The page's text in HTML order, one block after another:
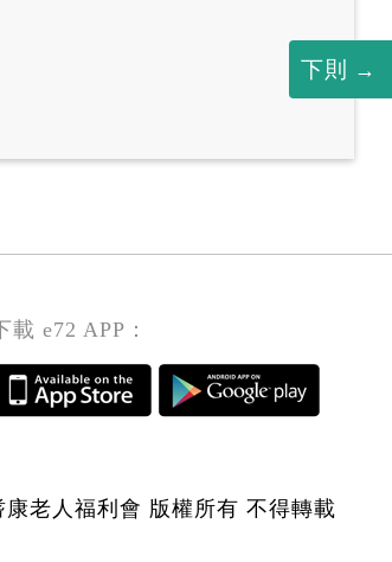
下則
載 e72 APP：
老人福利會 版權所有 不得轉載